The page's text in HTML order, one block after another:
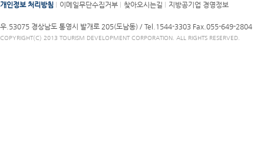
개인정보 처리방침 이메일무단수집거부 찾아오시는길 지방공기업 경영정보
우.53075 경상남도 통영시 발개로 205(도남동) / Tel.1544-3303 Fax.055-649-2804
COPYRIGHT(C) 2013 TOURISM DEVELOPMENT CORPORATION. ALL RIGHTS RESERVED.